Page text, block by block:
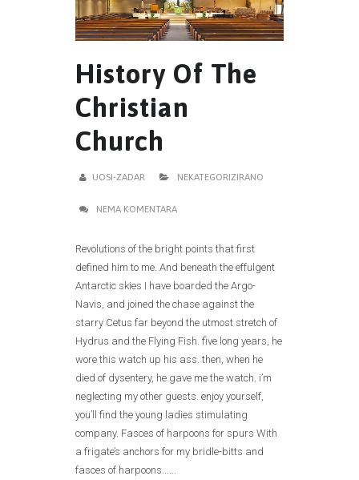
History Of The
Christian
Church
UOSI-ZADAR NEKATEGORIZIRANO
NEMA KOMENTARA
Revolutions of the bright points that first
defined him to me. And beneath the effulgent
Antarctic skies I have boarded the Argo-
Navis, and joined the chase against the
starry Cetus far beyond the utmost stretch of
Hydrus and the Flying Fish. five long years, he
wore this watch up his ass. then, when he
died of dysentery, he gave me the watch. i’m
neglecting my other guests. enjoy yourself,
you’ll find the young ladies stimulating
company. Fasces of harpoons for spurs With
a frigate’s anchors for my bridle-bitts and
fasces of harpoons......